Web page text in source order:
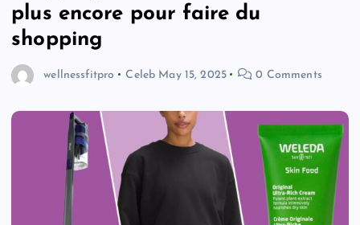
plus encore pour faire du
shopping
wellnessfitpro Celeb May 15, 2025 0 Comments